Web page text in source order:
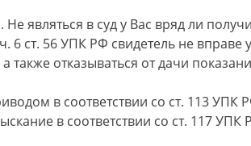
являться в суд у Вас вряд ли
6 ст. 56 УПК РФ свидетель не вправе
также отказываться от дачи
в соответствии со ст. 113 УПК
в соответствии со ст. 117 УПК